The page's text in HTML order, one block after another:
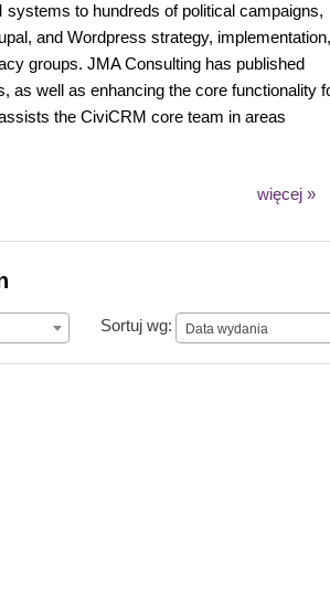
to hundreds of political campaigns,
and Wordpress strategy, implementation,
groups. JMA Consulting has published
as well as enhancing the core functionality
the CiviCRM core team in areas
więcej »
Sortuj wg: Data wydania
Data wydania